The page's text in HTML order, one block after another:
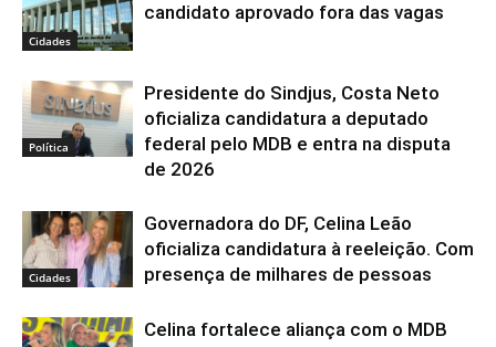
Cidades
candidato aprovado fora das vagas
Política
Presidente do Sindjus, Costa Neto
oficializa candidatura a deputado
federal pelo MDB e entra na disputa
de 2026
Cidades
Governadora do DF, Celina Leão
oficializa candidatura à reeleição. Com
presença de milhares de pessoas
Celina fortalece aliança com o MDB